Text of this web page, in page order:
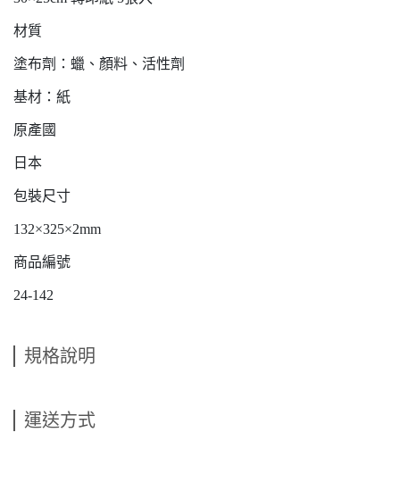
材質
塗布劑：蠟、顏料、活性劑
基材：紙
原產國
日本
包裝尺寸
132×325×2mm
商品編號
24-142
規格說明
運送方式